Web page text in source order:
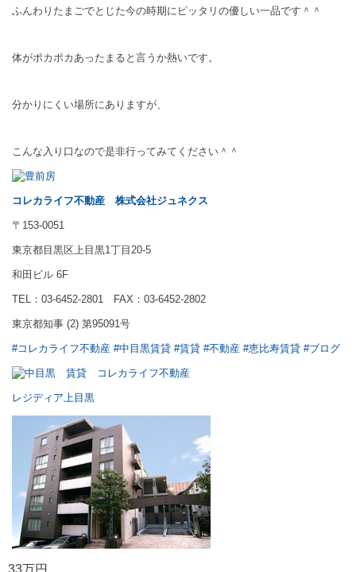
ふんわりたまごでとじた今の時期にピッタリの優しい一品です＾＾
体がポカポカあったまると言うか熱いです。
分かりにくい場所にありますが、
こんな入り口なので是非行ってみてください＾＾
コレカライフ不動産 株式会社ジュネクス
〒153-0051
東京都目黒区上目黒1丁目20-5
和田ビル 6F
TEL：03-6452-2801 FAX：03-6452-2802
東京都知事 (2) 第95091号
#コレカライフ不動産 #中目黒賃貸 #賃貸 #不動産 #恵比寿賃貸 #ブログ
レジディア上目黒
33万円